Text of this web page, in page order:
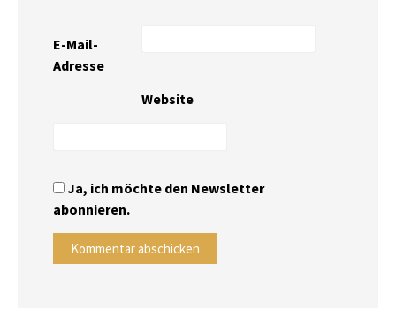
E-Mail-
Adresse
Website
Ja, ich möchte den Newsletter
abonnieren.